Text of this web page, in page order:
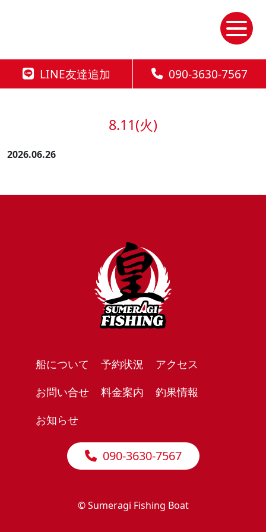
LINE友達追加 090-3630-7567
8.11(火)
2026.06.26
船について 予約状況
アクセス
お問い合せ
料金案内
釣果情報
お知らせ
090-3630-7567
© Sumeragi Fishing Boat